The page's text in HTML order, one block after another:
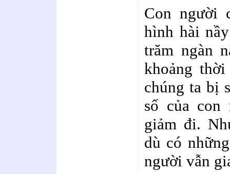
Con người
hình hài
trăm ngàn
khoảng
chúng ta bị
số của
giảm đi.
dù có
người vẫn